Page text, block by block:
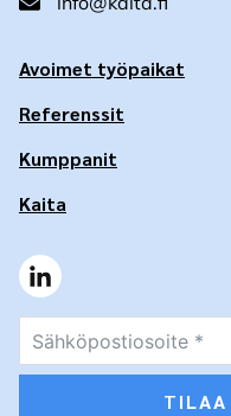
Avoimet työpaikat
Referenssit
Kumppanit
Kaita
TILAA